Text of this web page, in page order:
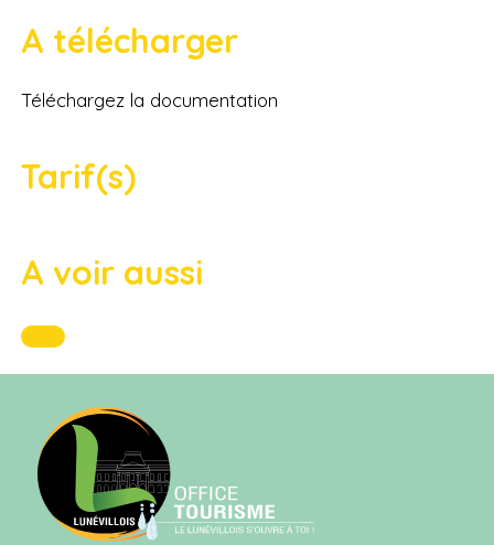
A télécharger
Téléchargez la documentation
Tarif(s)
A voir aussi